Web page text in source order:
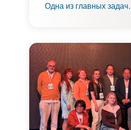
Одна из главных задач
злокачественными
изменениями